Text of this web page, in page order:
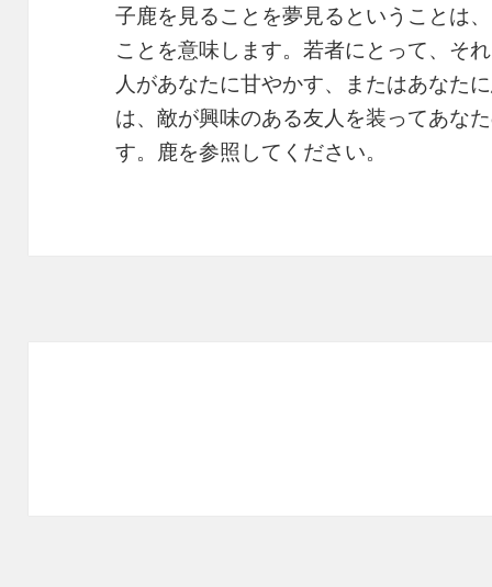
子鹿を見ることを夢見るということは
ことを意味します。若者にとって、そ
人があなたに甘やかす、またはあなた
は、敵が興味のある友人を装ってあな
す。鹿を参照してください。